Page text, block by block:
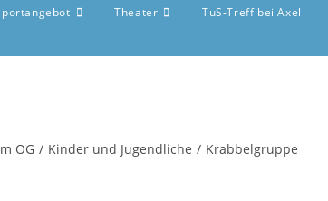
Theater TuS-Treff bei Axel
OG / Kinder und Jugendliche / Krabbelgruppe